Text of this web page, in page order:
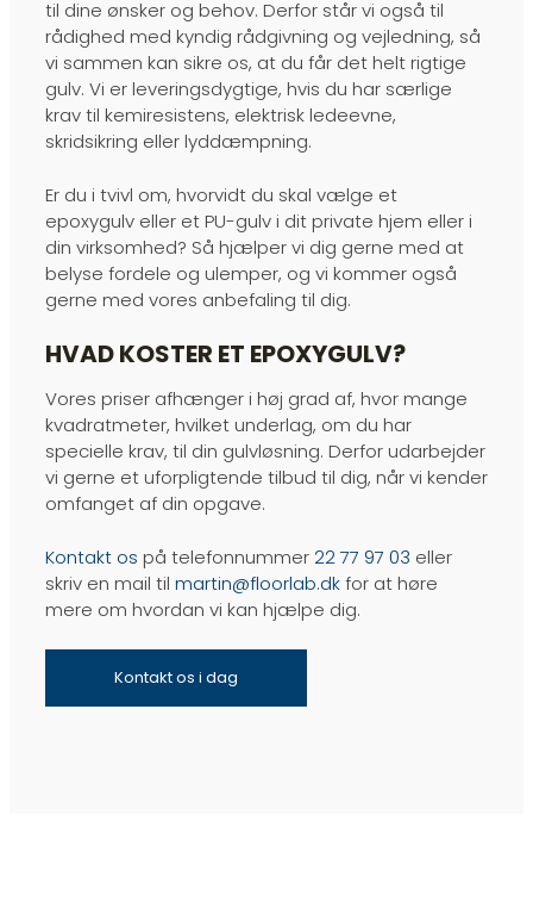
til dine ønsker og behov. Derfor står vi også til
rådighed med kyndig rådgivning og vejledning, så
vi sammen kan sikre os, at du får det helt rigtige
gulv. Vi er leveringsdygtige, hvis du har særlige
krav til kemiresistens, elektrisk ledeevne,
skridsikring eller lyddæmpning.
Er du i tvivl om, hvorvidt du skal vælge et
epoxygulv eller et PU-gulv i dit private hjem eller i
din virksomhed? Så hjælper vi dig gerne med at
belyse fordele og ulemper, og vi kommer også
gerne med vores anbefaling til dig.
HVAD KOSTER ET EPOXYGULV?
Vores priser afhænger i høj grad af, hvor mange
kvadratmeter, hvilket underlag, om du har
specielle krav, til din gulvløsning. Derfor udarbejder
vi gerne et uforpligtende tilbud til dig, når vi kender
omfanget af din opgave.
Kontakt os på telefonnummer22 77 97 03 eller
skriv en mail til martin@floorlab.dkfor at høre
mere om hvordan vi kan hjælpe dig.
Kontakt os i dag